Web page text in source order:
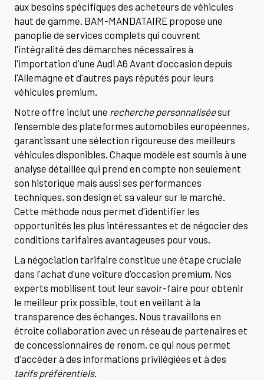
aux besoins spécifiques des acheteurs de véhicules
haut de gamme. BAM-MANDATAIRE propose une
panoplie de services complets qui couvrent
l'intégralité des démarches nécessaires à
l'importation d'une Audi A6 Avant d'occasion depuis
l'Allemagne et d'autres pays réputés pour leurs
véhicules premium.
Notre offre inclut une recherche personnaliséesur
l'ensemble des plateformes automobiles européennes,
garantissant une sélection rigoureuse des meilleurs
véhicules disponibles. Chaque modèle est soumis à une
analyse détaillée qui prend en compte non seulement
son historique mais aussi ses performances
techniques, son design et sa valeur sur le marché.
Cette méthode nous permet d'identifier les
opportunités les plus intéressantes et de négocier des
conditions tarifaires avantageuses pour vous.
La négociation tarifaire constitue une étape cruciale
dans l'achat d'une voiture d'occasion premium. Nos
experts mobilisent tout leur savoir-faire pour obtenir
le meilleur prix possible, tout en veillant à la
transparence des échanges. Nous travaillons en
étroite collaboration avec un réseau de partenaires et
de concessionnaires de renom, ce qui nous permet
d'accéder à des informations privilégiées et à des
tarifs préférentiels.